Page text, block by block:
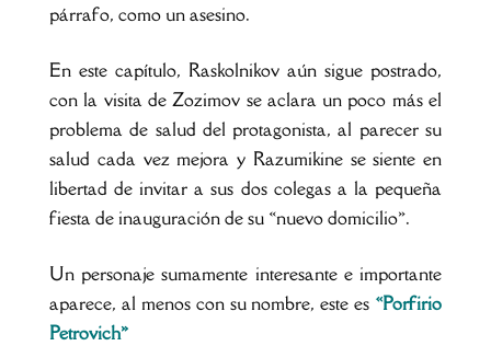
párrafo, como un asesino.
En este capítulo, Raskolnikov aún sigue postrado,
con la visita de Zozimov se aclara un poco más el
problema de salud del protagonista, al parecer su
salud cada vez mejora y Razumikine se siente en
libertad de invitar a sus dos colegas a la pequeña
fiesta de inauguración de su «nuevo domicilio».
Un personaje sumamente interesante e importante
aparece, al menos con su nombre, este es «Porfirio
Petrovich»